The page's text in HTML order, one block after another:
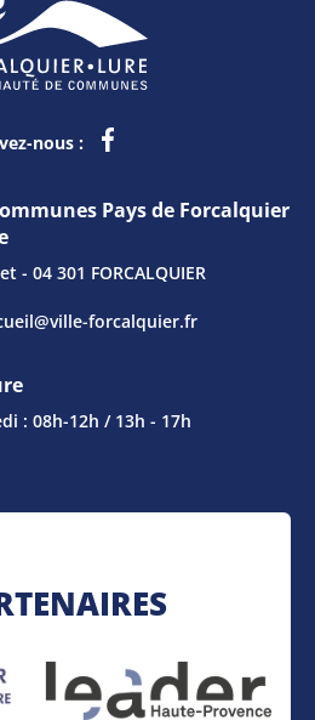
nous :
Pays de Forcalquier
- 04 301 FORCALQUIER
forcalquier.fr
: 08h-12h / 13h - 17h